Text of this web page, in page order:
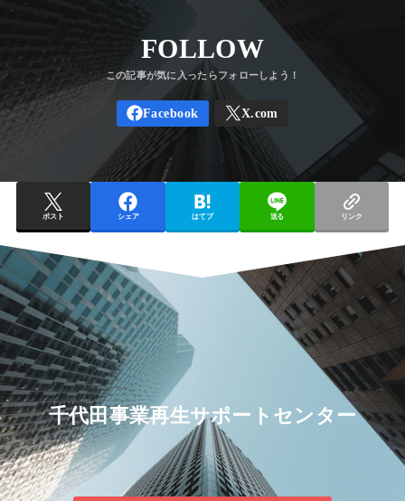
FOLLOW
ポスト シェア はてブ 送る リンク
千代田事業再生サポートセンター